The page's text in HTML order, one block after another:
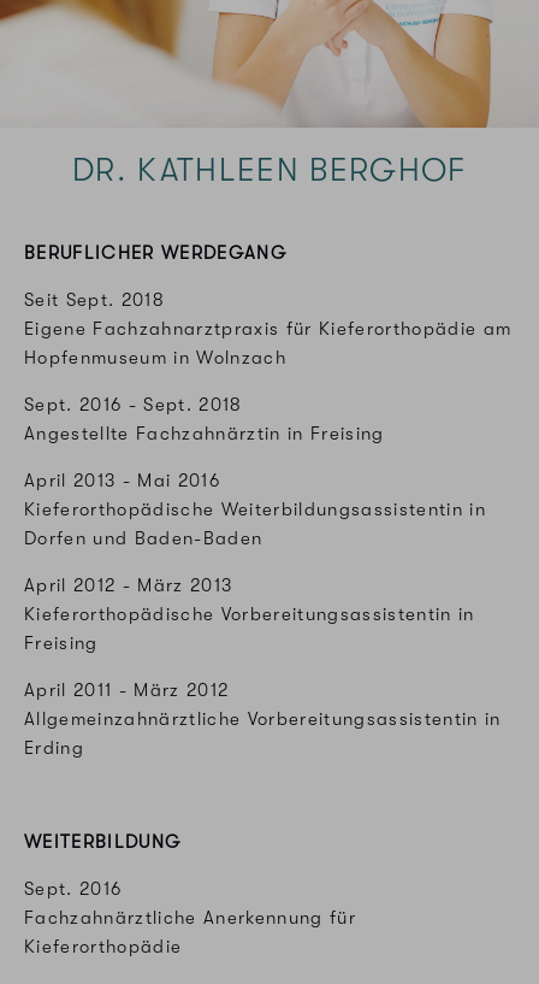
DR. KATHLEEN­ BERGHOF
BERUFLICHER WERDEGANG
Seit Sept. 2018
Eigene Fachzahnarztpraxis für Kieferorthopädie am
Hopfenmuseum in Wolnzach
Sept. 2016 - Sept. 2018
Angestellte Fachzahnärztin in Freising
April 2013 - Mai 2016
Kieferorthopädische Weiterbildungsassistentin in
Dorfen und Baden-Baden
April 2012 - März 2013
Kieferorthopädische Vorbereitungsassistentin in
Freising
April 2011 - März 2012
Allgemeinzahnärztliche Vorbereitungsassistentin in
Erding
WEITERBILDUNG
Sept. 2016
Fachzahnärztliche Anerkennung für
Kieferorthopädie